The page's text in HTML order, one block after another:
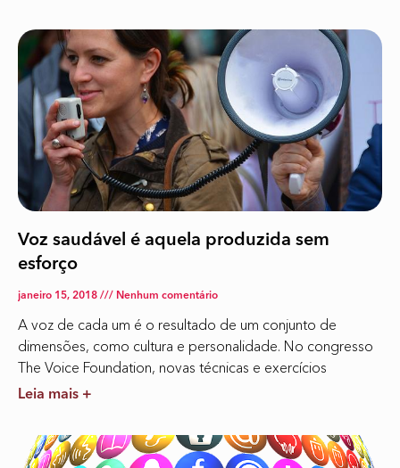
Voz saudável é aquela produzida sem
esforço
janeiro 15, 2018 Nenhum comentário
A voz de cada um é o resultado de um conjunto de
dimensões, como cultura e personalidade. No congresso
The Voice Foundation, novas técnicas e exercícios
Leia mais +